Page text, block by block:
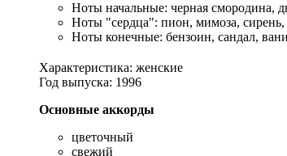
Ноты начальные: черная смородина,
Ноты "сердца": пион, мимоза,
Ноты конечные: бензоин, сандал,
Характеристика: женские
Год выпуска: 1996
Основные аккорды
цветочный
свежий